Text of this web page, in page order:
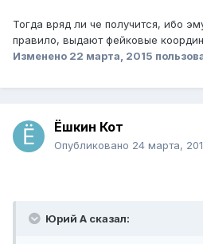
Тогда вряд ли че получится, ибо
правило, выдают фейковые
Изменено 22 марта, 2015
Ёшкин Кот
Опубликовано 24 марта,
Юрий А сказал: